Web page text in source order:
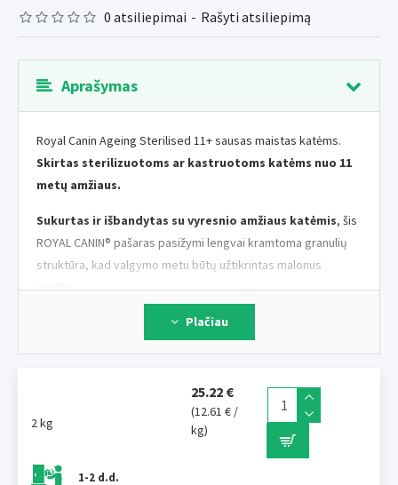
0 atsiliepimai - Rašyti atsiliepimą
2 kg
1-2 d.d.
25.22 €
(12.61 € /
kg)
Aprašymas
Royal Canin Ageing Sterilised 11+ sausas maistas katėms.
Skirtas sterilizuotoms ar kastruotoms katėms nuo 11
metų amžiaus.
Sukurtas ir išbandytas su vyresnio amžiaus katėmis, šis
ROYAL CANIN® pašaras pasižymi lengvai kramtoma granulių
struktūra, kad valgymo metu būtų užtikrintas malonus
pojūtis.
Ši formulė, praturtinta „HealthyAge7™ Complex“ junginiu,
užtikrina tiksliai subalansuotą maistinių medžiagų derinį,
gyvybingumo sritis vyresnio katėms:
Apetitas ir svoris:
pašaras pasižymi ypač geru ėdamumu ir
maistingumu – padeda palaikyti sveiką apetitą bei tinkamą
kūno svorį.
Plačiau